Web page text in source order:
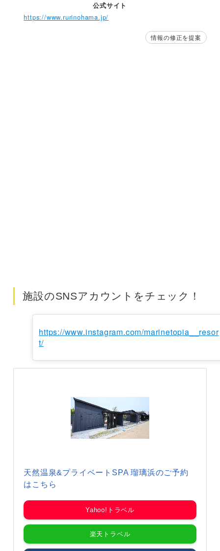
公式サイト
https://www.rurinohama.jp/
情報の修正を提案
施設のSNSアカウントをチェック！
https://www.instagram.com/marinetopia__resor
t/
天然温泉&プライベートSPA 瑠璃浜のご予約
はこちら
Yahoo!トラベル
楽天トラベル